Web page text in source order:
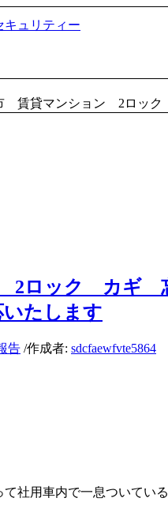
賃貸マンション 2ロッ
2ロック カギ
たします
告 /作成者: sdcfaewfvte5864
社用車内で一息ついてい